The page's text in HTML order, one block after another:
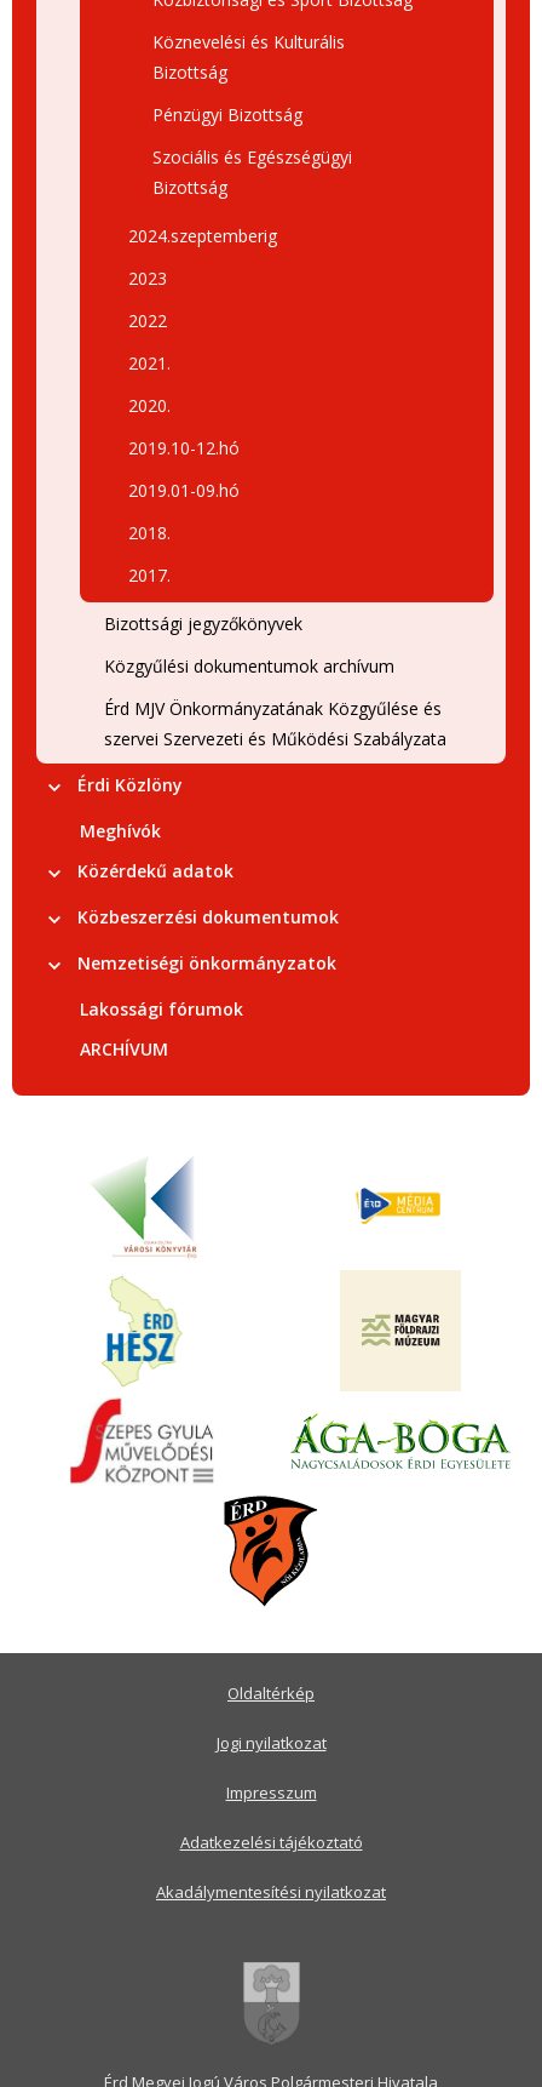
Köznevelési és Kulturális
Bizottság
Pénzügyi Bizottság
Szociális és Egészségügyi
Bizottság
2024.szeptemberig
2023
2022
2021.
2020.
2019.10-12.hó
2019.01-09.hó
2018.
2017.
Bizottsági jegyzőkönyvek
Közgyűlési dokumentumok archívum
Érd MJV Önkormányzatának Közgyűlése és
szervei Szervezeti és Működési Szabályzata
Érdi Közlöny
Meghívók
Közérdekű adatok
Közbeszerzési dokumentumok
Nemzetiségi önkormányzatok
Lakossági fórumok
ARCHÍVUM
Érd Megyei Jogú Város Polgármesteri Hivatala
Oldaltérkép
Jogi nyilatkozat
Impresszum
Adatkezelési tájékoztató
Akadálymentesítési nyilatkozat